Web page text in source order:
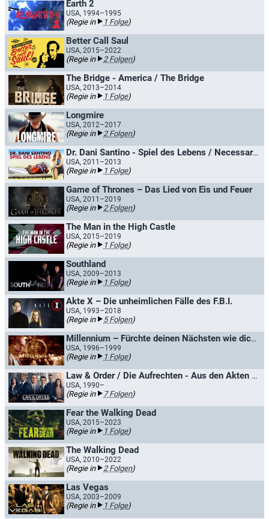
Earth 2
USA, 1994–1995
(Regie in 1 Folge)
Better Call Saul
USA, 2015–2022
(Regie in 2 Folgen)
The Bridge - America / The Bridge
USA, 2013–2014
(Regie in 1 Folge)
Longmire
USA, 2012–2017
(Regie in 2 Folgen)
Dr. Dani Santino - Spiel des Lebens / Necessary Roughness
USA, 2011–2013
(Regie in 1 Folge)
Game of Thrones – Das Lied von Eis und Feuer
USA, 2011–2019
(Regie in 2 Folgen)
The Man in the High Castle
USA, 2015–2019
(Regie in 1 Folge)
Southland
USA, 2009–2013
(Regie in 1 Folge)
Akte X – Die unheimlichen Fälle des F.B.I.
USA, 1993–2018
(Regie in 5 Folgen)
Millennium – Fürchte deinen Nächsten wie dich selbst
USA, 1996–1999
(Regie in 1 Folge)
Law & Order / Die Aufrechten - Aus den Akten der Straße
USA, 1990–
(Regie in 7 Folgen)
Fear the Walking Dead
USA, 2015–2023
(Regie in 1 Folge)
The Walking Dead
USA, 2010–2022
(Regie in 2 Folgen)
Las Vegas
USA, 2003–2009
(Regie in 1 Folge)